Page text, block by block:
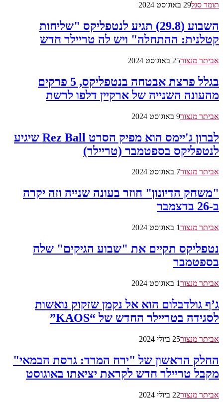
תומר סגל29 באוגוסט 2024
השבוע (29.8) תגיע לנטפליקס "שליחות
קטלנית: ההתחלה" ויש לה טריילר חדש
אביתר מנצור25 באוגוסט 2024
בגלל פרצת אבטחה בנטפליקס, 5 פרקים
מהעונה השנייה של ארקיין דלפו לרשת
אביתר מנצור9 באוגוסט 2024
לברון ג'יימס הוא מפיק הסרט Rez Ball שיגיע
לנטפליקס בספטמבר (טריילר)
אביתר מנצור7 באוגוסט 2024
"משחק הדיונון" חוזר בעונה שנייה וזה יקרה
ב-26 בדצמבר
אביתר מנצור1 באוגוסט 2024
נטפליקס תקיים את "שבוע הגיקים" שלה
בספטמבר
אביתר מנצור1 באוגוסט 2024
ג’ף גולדבלום הוא אל נקמן שזקוק נואשות
לסגידה בטריילר החדש של “KAOS”
אביתר מנצור25 ביולי 2024
החלק הראשון של "‫ירח המרד: גרסת הבמאי"
מקבל טריילר חדש לקראת יציאתו באוגוסט
אביתר מנצור22 ביולי 2024